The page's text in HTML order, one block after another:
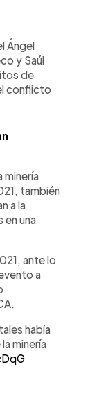
Ángel
y Saúl
de
conflicto
minería
también
a la
en una
ante lo
a
había
minería